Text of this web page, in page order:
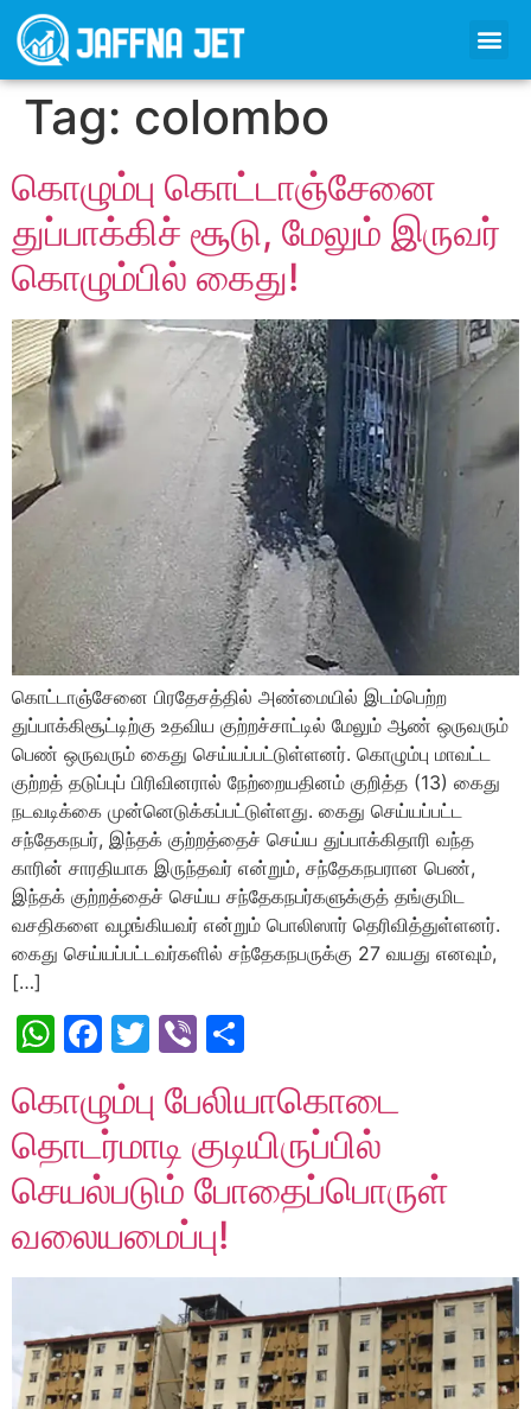
Tag: colombo
கொழும்பு கொட்டாஞ்சேனை
துப்பாக்கிச் சூடு, மேலும் இருவர்
கொழும்பில் கைது!
கொட்டாஞ்சேனை பிரதேசத்தில் அண்மையில் இடம்பெற்ற
துப்பாக்கிசூட்டிற்கு உதவிய குற்றச்சாட்டில் மேலும் ஆண் ஒருவரும்
பெண் ஒருவரும் கைது செய்யப்பட்டுள்ளனர். கொழும்பு மாவட்ட
குற்றத் தடுப்புப் பிரிவினரால் நேற்றையதினம் குறித்த (13) கைது
நடவடிக்கை முன்னெடுக்கப்பட்டுள்ளது. கைது செய்யப்பட்ட
சந்தேகநபர், இந்தக் குற்றத்தைச் செய்ய துப்பாக்கிதாரி வந்த
காரின் சாரதியாக இருந்தவர் என்றும், சந்தேகநபரான பெண்,
இந்தக் குற்றத்தைச் செய்ய சந்தேகநபர்களுக்குத் தங்குமிட
வசதிகளை வழங்கியவர் என்றும் பொலிஸார் தெரிவித்துள்ளனர்.
கைது செய்யப்பட்டவர்களில் சந்தேகநபருக்கு 27 வயது எனவும்,
[…]
WhatsApp
Facebook
Twitter
Viber
கொழும்பு பேலியாகொடை
தொடர்மாடி குடியிருப்பில்
செயல்படும் போதைப்பொருள்
வலையமைப்பு!